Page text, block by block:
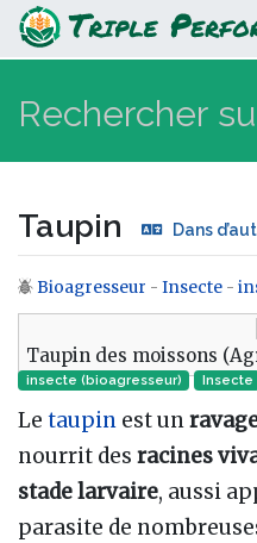
Taupin
Taupin Dans
Aller à :navigation,
Bioagresseur - Insecte -
Taupin des moissons
insecte (bioagresseur) Insecte‎
Le taupin est un
nourrit des racines
stade larvaire, aussi
parasite de